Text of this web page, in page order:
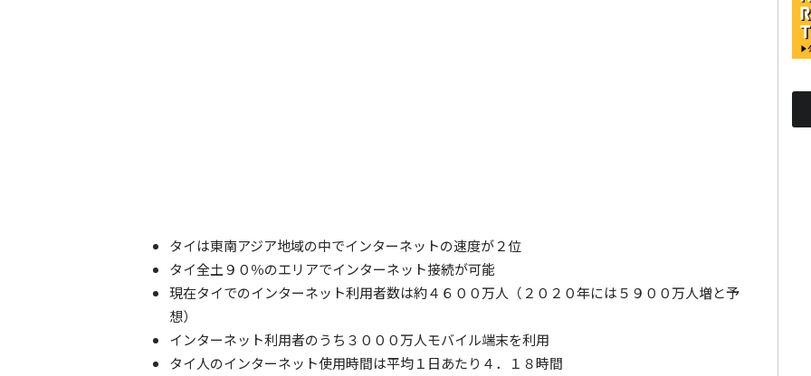
タイは東南アジア地域の中でインターネットの速度が２位
タイ全土９０％のエリアでインターネット接続が可能
現在タイでのインターネット利用者数は約４６００万人（２０２０年には５９００万人増と予
想）
インターネット利用者のうち３０００万人モバイル端末を利用
タイ人のインターネット使用時間は平均１日あたり４．１８時間